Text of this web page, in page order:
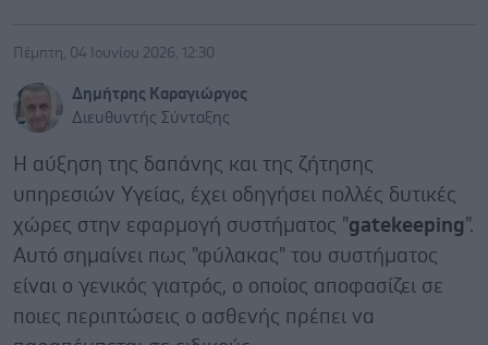
Πέμπτη, 04 Ιουνίου 2026, 12:30
Δημήτρης Καραγιώργος
Διευθυντής Σύνταξης
Η αύξηση της δαπάνης και της ζήτησης
υπηρεσιών Υγείας, έχει οδηγήσει πολλές δυτικές
χώρες στην εφαρμογή συστήματος "gatekeeping".
Αυτό σημαίνει πως "φύλακας" του συστήματος
είναι ο γενικός γιατρός, ο οποίος αποφασίζει σε
ποιες περιπτώσεις ο ασθενής πρέπει να